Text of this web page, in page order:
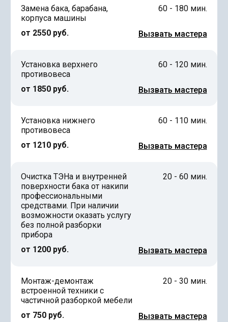
Замена бака, барабана,
корпуса машины
от 2550 руб.
60 - 180 мин.
Вызвать мастера
Установка верхнего
противовеса
от 1850 руб.
60 - 120 мин.
Вызвать мастера
Установка нижнего
противовеса
от 1210 руб.
60 - 110 мин.
Вызвать мастера
Очистка ТЭНа и внутренней
поверхности бака от накипи
профессиональными
средствами. При наличии
возможности оказать услугу
без полной разборки
прибора
от 1200 руб.
20 - 60 мин.
Вызвать мастера
Монтаж-демонтаж
встроенной техники с
частичной разборкой мебели
от 750 руб.
20 - 30 мин.
Вызвать мастера